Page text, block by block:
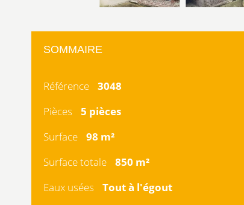
SOMMAIRE
Référence
3048
Pièces
5 pièces
Surface
98 m²
Surface totale
850 m²
Eaux usées
Tout à l'égout